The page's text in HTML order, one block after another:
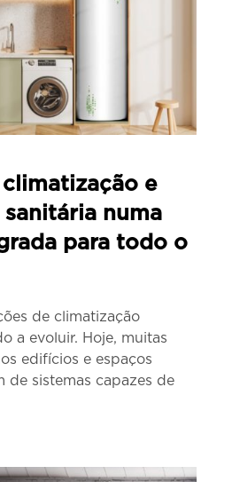
climatização e
numa
para todo o
de climatização
a evoluir. Hoje, muitas
edifícios e espaços
de sistemas capazes de